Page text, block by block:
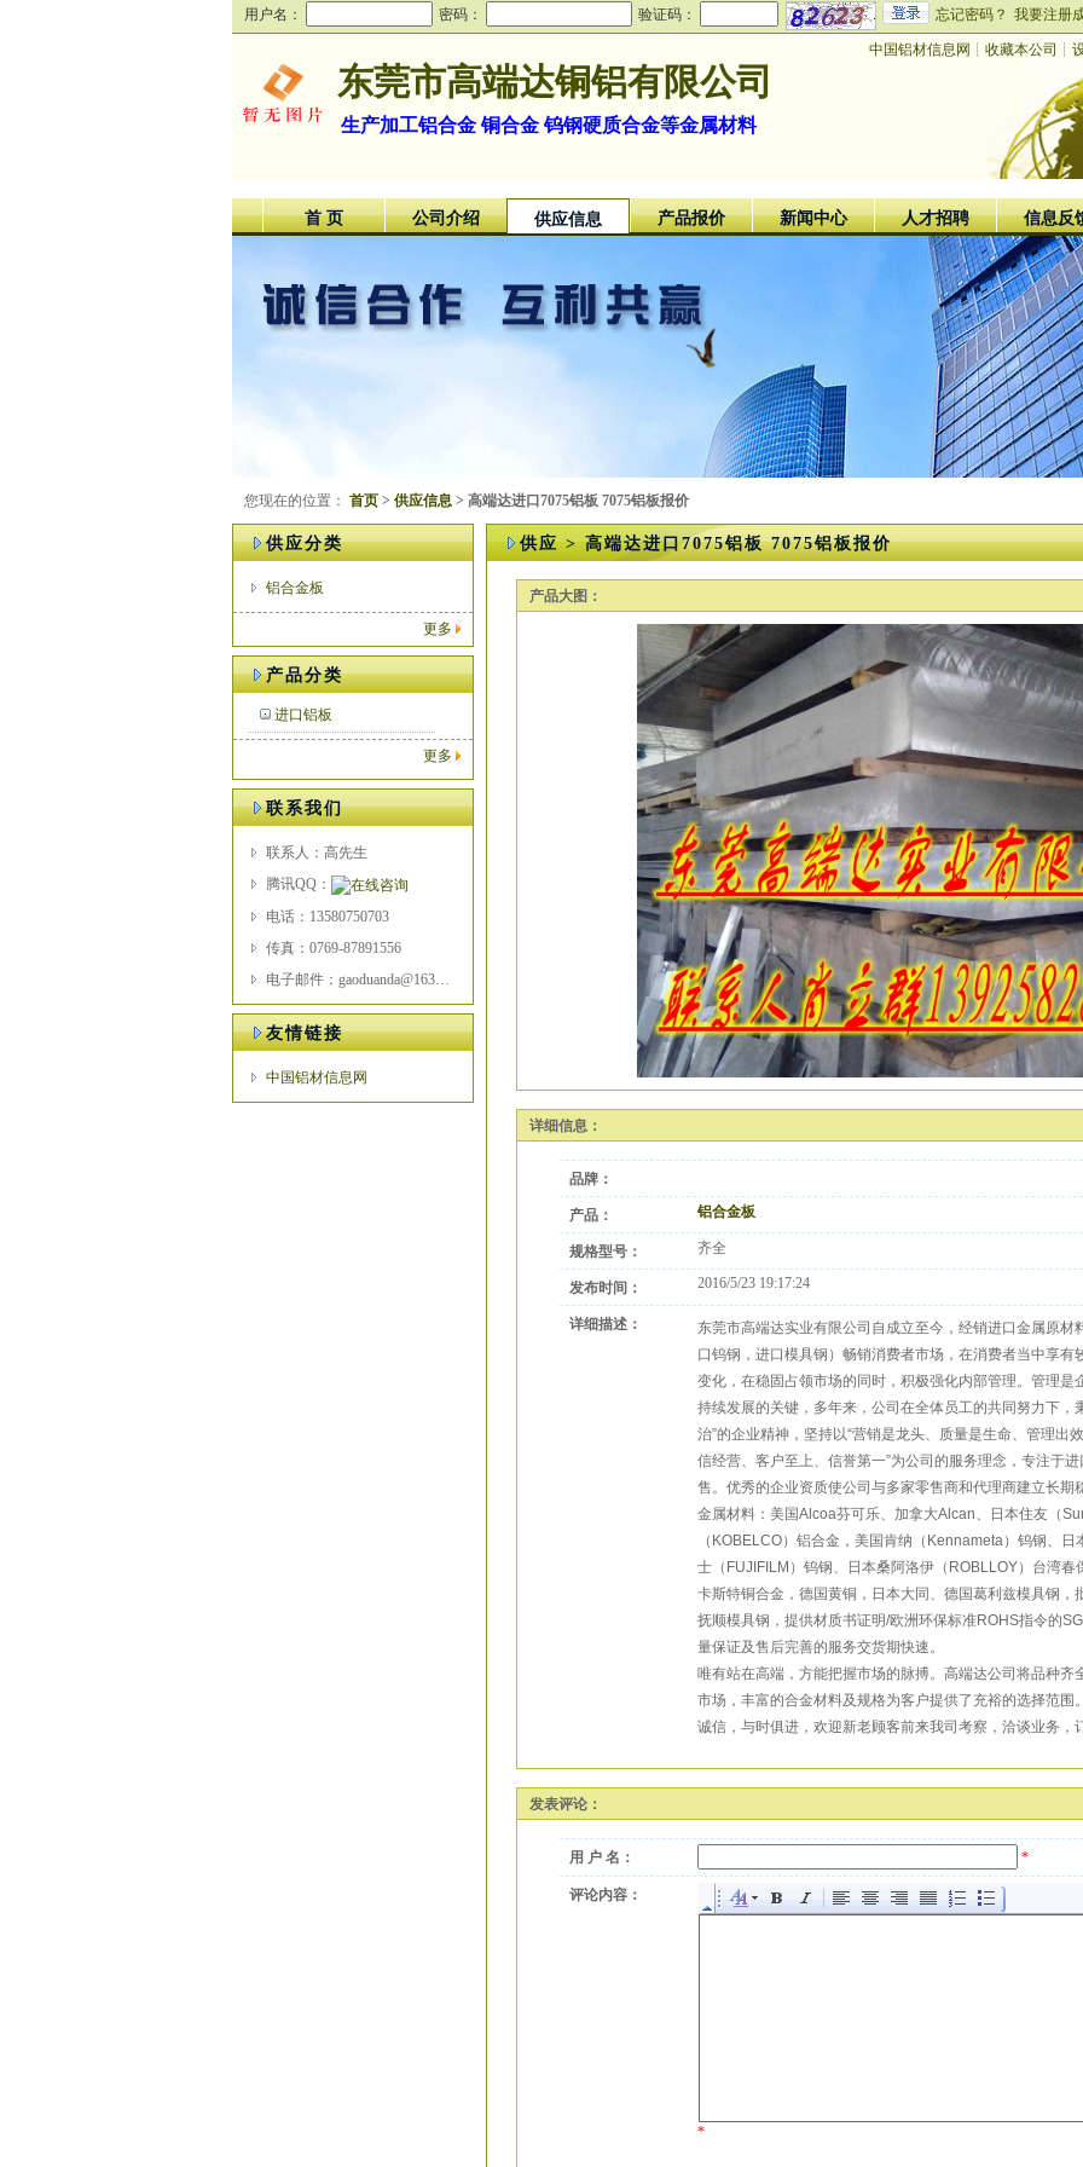
用户名： 密码： 验证码： 忘记密码？ 我要注册
中国铝材信息网 ┊ 收藏本公司 ┊
东莞市高端达铜铝有限公司
生产加工铝合金 铜合金 钨钢硬质合金等金属材料
首 页 公司介绍 供应信息 产品报价 新闻中心 人才招聘 信息反
您现在的位置： 首页 > 供应信息 > 高端达进口7075铝板 7075铝板报价
供应分类
铝合金板
更多
产品分类
进口铝板
更多
联系我们
联系人：高先生
腾讯QQ：
电话：13580750703
传真：0769-87891556
电子邮件：gaoduanda@163.com
友情链接
中国铝材信息网
供应 > 高端达进口7075铝板 7075铝板报价
产品大图：
详细信息：
品牌：
产品： 铝合金板
规格型号： 齐全
发布时间： 2016/5/23 19:17:24
详细描述：
东莞市高端达实业有限公司自成立至今，经销进口金属原材
口钨钢，进口模具钢）畅销消费者市场，在消费者当中享有
变化，在稳固占领市场的同时，积极强化内部管理。管理是
持续发展的关键，多年来，公司在全体员工的共同努力下，
治”的企业精神，坚持以“营销是龙头、质量是生命、管理出
信经营、客户至上、信誉第一”为公司的服务理念，专注于
售。优秀的企业资质使公司与多家零售商和代理商建立长期
金属材料：美国Alcoa芬可乐、加拿大Alcan、日本住友（
（KOBELCO）铝合金，美国肯纳（Kennameta）钨钢、
士（FUJIFILM）钨钢、日本桑阿洛伊（ROBLLOY）台湾
卡斯特铜合金，德国黄铜，日本大同、德国葛利兹模具钢，
抚顺模具钢，提供材质书证明/欧洲环保标准ROHS指令的
量保证及售后完善的服务交货期快速。
唯有站在高端，方能把握市场的脉搏。高端达公司将品种齐
市场，丰富的合金材料及规格为客户提供了充裕的选择范围
诚信，与时俱进，欢迎新老顾客前来我司考察，洽谈业务，
发表评论：
用 户 名： *
评论内容：
*